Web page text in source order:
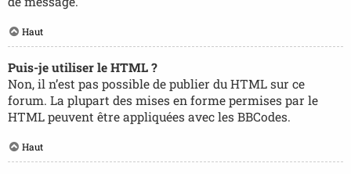
Haut
Puis-je utiliser le HTML ?
Non, il n’est pas possible de publier du HTML sur ce
forum. La plupart des mises en forme permises par le
HTML peuvent être appliquées avec les BBCodes.
Haut